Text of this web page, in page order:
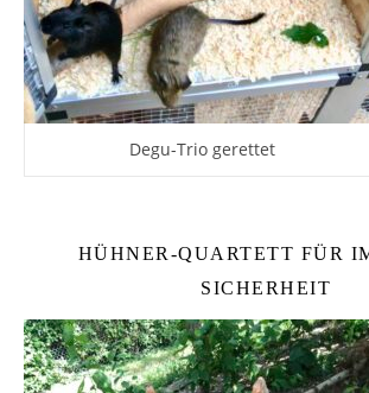
Degu-Trio gerettet
HÜHNER-QUARTETT FÜR
SICHERHEIT